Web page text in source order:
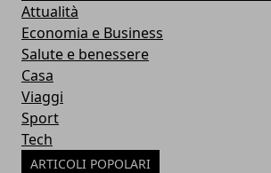
Attualità
Economia e Business
Salute e benessere
Casa
Viaggi
Sport
Tech
ARTICOLI POPOLARI